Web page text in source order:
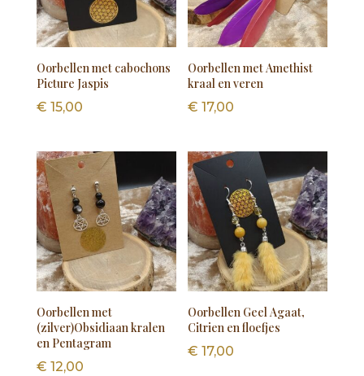
Oorbellen met cabochons
Picture Jaspis
€ 15,00
Oorbellen met Amethist
kraal en veren
€ 17,00
Oorbellen met
(zilver)Obsidiaan kralen
en Pentagram
€ 12,00
Oorbellen Geel Agaat,
Citrien en floefjes
€ 17,00